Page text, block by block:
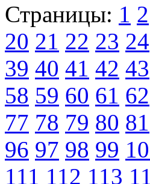
Страницы: 1 2
20 21 22 23 24
39 40 41 42 43
58 59 60 61 62
77 78 79 80 81
96 97 98 99
111 112 113